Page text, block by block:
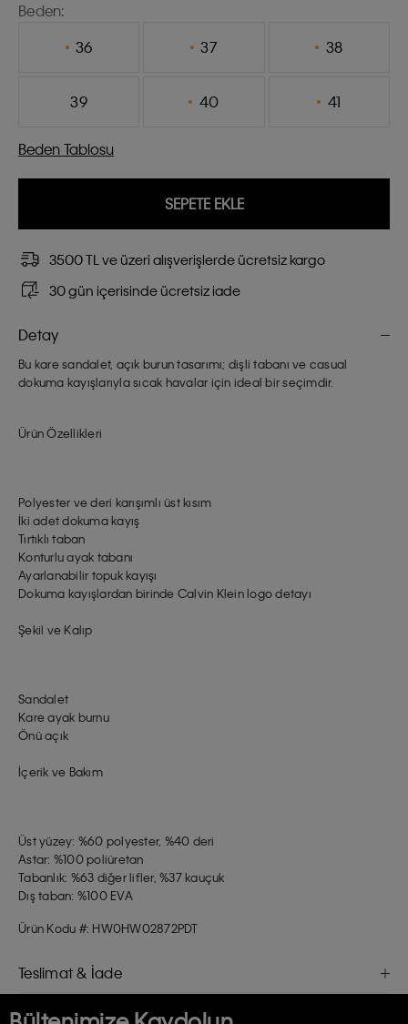
Beden:
36
37 38
39 40 41
Beden Tablosu
SEPETE EKLE
3500 TL ve üzeri alışverişlerde ücretsiz kargo
30 gün içerisinde ücretsiz iade
Detay
Bu kare sandalet, açık burun tasarımı; dişli tabanı ve casual
dokuma kayışlarıyla sıcak havalar için ideal bir seçimdir.
Ürün Özellikleri
Polyester ve deri karışımlı üst kısım
İki adet dokuma kayış
Tırtıklı taban
Konturlu ayak tabanı
Ayarlanabilir topuk kayışı
Dokuma kayışlardan birinde Calvin Klein logo detayı
Şekil ve Kalıp
Sandalet
Kare ayak burnu
Önü açık
İçerik ve Bakım
Üst yüzey: %60 polyester, %40 deri
Astar: %100 poliüretan
Tabanlık: %63 diğer lifler, %37 kauçuk
Dış taban: %100 EVA
Ürün Kodu #: HW0HW02872PDT
Teslimat & İade